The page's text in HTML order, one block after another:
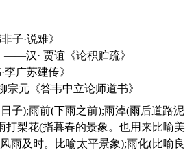
子·说难》
——汉· 贾谊《论积贮疏》
广苏建传》
元《答韦中立论师道书》
打梨花(指暮春的景象。也用来比喻美
雨及时。比喻太平景象);雨化(比喻良